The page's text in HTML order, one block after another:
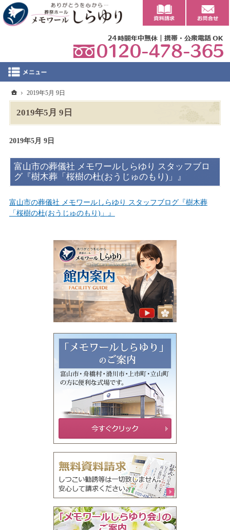
2019年5月 9日
2019年5月 9日
富山市の葬儀社 メモワールしらゆり スタッフブロ
グ『樹木葬「桜樹の杜(おうじゅのもり)」』
富山市の葬儀社 メモワールしらゆり スタッフブログ『樹木葬
「桜樹の杜(おうじゅのもり)」』
ホーム
2019年5月 9日